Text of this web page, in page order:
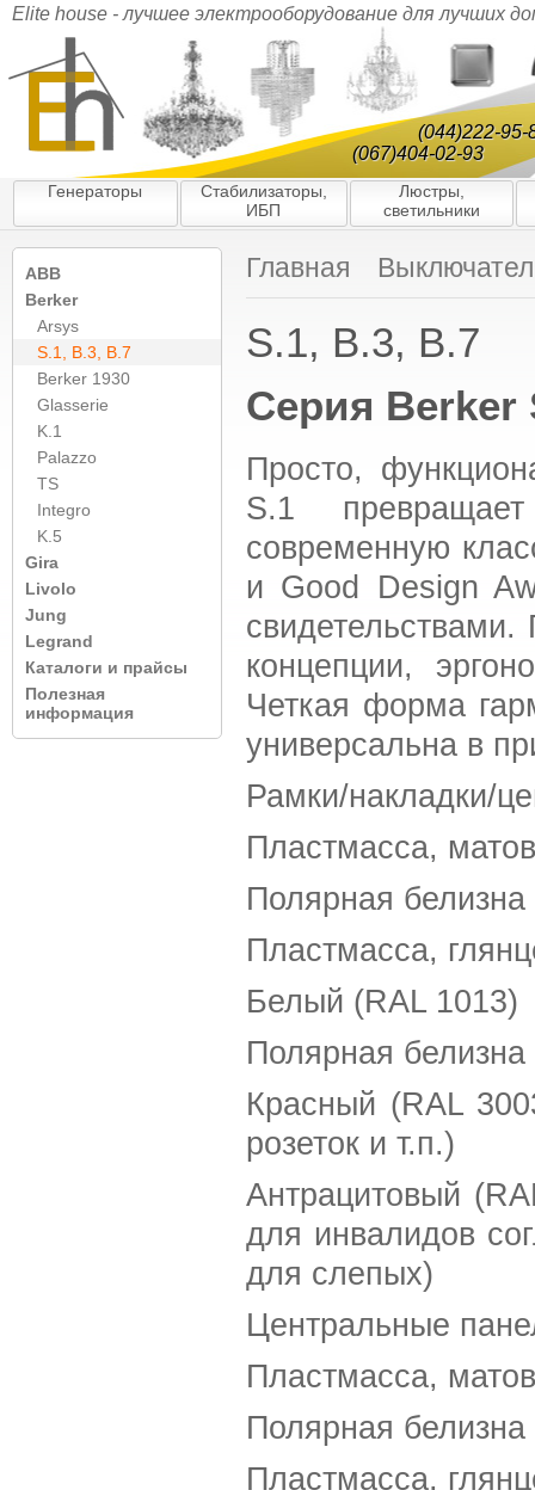
Elite house - лучшее электрооборудование для лучших
(044)222-95-
(067)404-02-93
Главная
S.1, B.3, B.7
Серия Berker
Просто,
S.1
современную
и Good Design
концепции,
Четкая форма
универсальна в
Рамки/накладки/
Пластмасса,
Полярная
Пластмасса,
Белый (RAL 1013)
Полярная
Красный (RAL
розеток и т.п.)
Антрацитовый
для инвалидов
для слепых)
Центральные
Пластмасса,
Полярная
Пластмасса,
ABB
Berker
Arsys
S.1, B.3, B.7
Berker 1930
Glasserie
K.1
Palazzo
TS
Integro
K.5
Gira
Livolo
Jung
Legrand
Каталоги и прайсы
Полезная
информация
Генераторы
Стабилизаторы,
ИБП
Люстры,
светильники